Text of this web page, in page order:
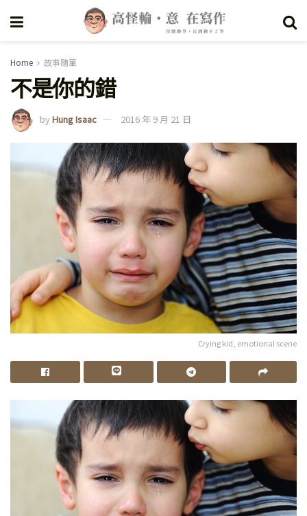
Home 故事隨筆
不是你的錯
byHung Isaac 2016 年 9 月 21 日
Crying kid, emotional scene